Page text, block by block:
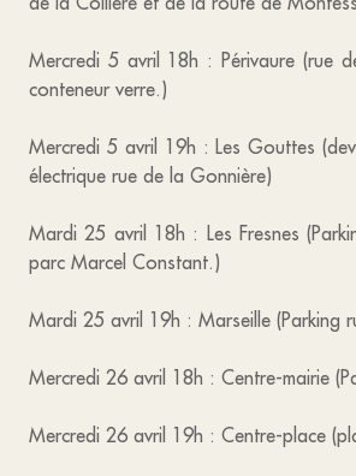
Mercredi 5 avril 18h : Périvaure (rue
conteneur verre.)
Mercredi 5 avril 19h : Les Gouttes
électrique rue de la Gonnière)
Mardi 25 avril 18h : Les Fresnes
parc Marcel Constant.)
Mardi 25 avril 19h : Marseille (Parking
Mercredi 26 avril 18h : Centre-mairie
Mercredi 26 avril 19h : Centre-place